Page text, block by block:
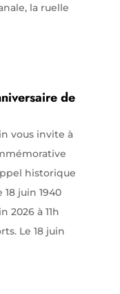
la ruelle
de
vous invite à
historique
juin 1940
2026 à 11h
Le 18 juin